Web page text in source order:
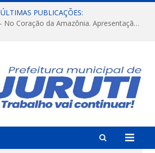
ÚLTIMAS PUBLICAÇÕES:
FESTRIBAL 2026 – No Coração da Amazônia. Apresentação da Munduruku.